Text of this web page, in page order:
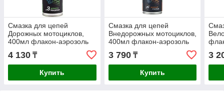
Смазка для цепей
Дорожных мотоциклов,
400мл флакон-аэрозоль
(МС 1800)
4 130 ₸
Купить
Смазка для цепей
Внедорожных мотоциклов,
400мл флакон-аэрозоль
(МС 1900)
3 790₸
Купить
3